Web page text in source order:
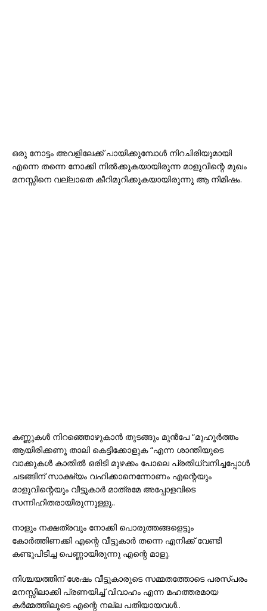
ഒരു നോട്ടം അവളിലേക്ക് പായിക്കുമ്പോൾ നിറചിരിയുമായി
എന്നെ തന്നെ നോക്കി നിൽക്കുകയായിരുന്ന മാളുവിന്റെ മുഖം
മനസ്സിനെ വല്ലാതെ കീറിമുറിക്കുകയായിരുന്നു ആ നിമിഷം.
കണ്ണുകൾ നിറഞ്ഞൊഴുകാൻ തുടങ്ങും മുൻപേ “മുഹൂർത്തം
ആയിരിക്കണൂ താലി കെട്ടിക്കോളുക “എന്ന ശാന്തിയുടെ
വാക്കുകൾ കാതിൽ ഒരിടി മുഴക്കം പോലെ പ്രതിധ്വനിച്ചപ്പോൾ
ചടങ്ങിന് സാക്ഷ്യം വഹിക്കാനെന്നോണം എന്റെയും
മാളുവിന്റെയും വീട്ടുകാർ മാത്രമേ അപ്പോളവിടെ
സന്നിഹിതരായിരുന്നുള്ളു..
നാളും നക്ഷത്രവും നോക്കി പൊരുത്തങ്ങളെട്ടും
കോർത്തിണക്കി എന്റെ വീട്ടുകാർ തന്നെ എനിക്ക് വേണ്ടി
കണ്ടുപിടിച്ച പെണ്ണായിരുന്നു എന്റെ മാളു.
നിശ്ചയത്തിന് ശേഷം വീട്ടുകാരുടെ സമ്മതത്തോടെ പരസ്പരം
മനസ്സിലാക്കി പ്രണയിച്ച് വിവാഹം എന്ന മഹത്തരമായ
കർമ്മത്തിലൂടെ എന്റെ നല്ല പതിയായവൾ..